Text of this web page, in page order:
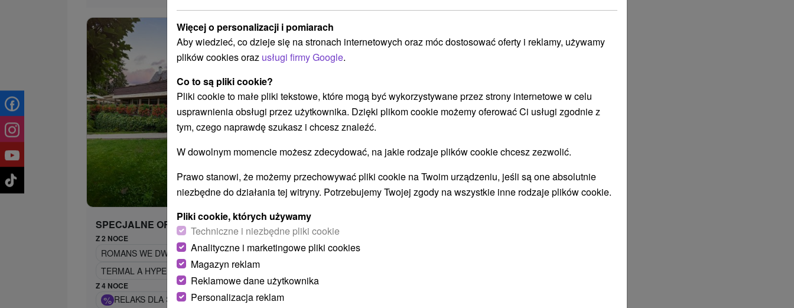
od 565,99zł
/noc/osoba
Hotel Termál
Vyhne
Wellness Hotel Termál *** w miejscowości Vyhnie
położony jest w malowniczym górskim otoczeniu
POKAZ
SPECJALNE OFERTY
Z 2 NOCE
ROMANS WE DWOJE: WELLNESS I EKSKLUZYWNE BONUSY
TERMAL A HYPER RELAX W POPULARNYM HOTELU W PIĘKNYM OTOCZENIU GÓR SZCZAWNICKICH
Z 4 NOCE
% RELAKS DLA SENIORÓW: WELLNESS I LECZNICZE WODY TERMALNE W VYHNIE
Więcej o personalizacji i pomiarach
Aby wiedzieć, co dzieje się na stronach internetowych oraz móc dostosować oferty i reklamy, używamy
plików cookies oraz usługi firmy Google.
Co to są pliki cookie?
Pliki cookie to małe pliki tekstowe, które mogą być wykorzystywane przez strony internetowe w celu
usprawnienia obsługi przez użytkownika. Dzięki plikom cookie możemy oferować Ci usługi zgodnie z
tym, czego naprawdę szukasz i chcesz znaleźć.
W dowolnym momencie możesz zdecydować, na jakie rodzaje plików cookie chcesz zezwolić.
Prawo stanowi, że możemy przechowywać pliki cookie na Twoim urządzeniu, jeśli są one absolutnie
niezbędne do działania tej witryny. Potrzebujemy Twojej zgody na wszystkie inne rodzaje plików cookie.
Pliki cookie, których używamy
Techniczne i niezbędne pliki cookie
Analityczne i marketingowe pliki cookies
Magazyn reklam
Reklamowe dane użytkownika
Personalizacja reklam